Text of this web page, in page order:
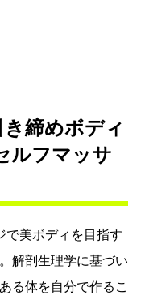
締めボディ
ルフマッサ
で美ボディを目指す
解剖生理学に基づい
る体を自分で作るこ